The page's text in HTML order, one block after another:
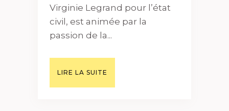
Virginie Legrand pour l’état
civil, est animée par la
passion de la...
LIRE LA SUITE